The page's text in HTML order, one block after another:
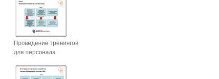
Проведение тренингов
для персонала